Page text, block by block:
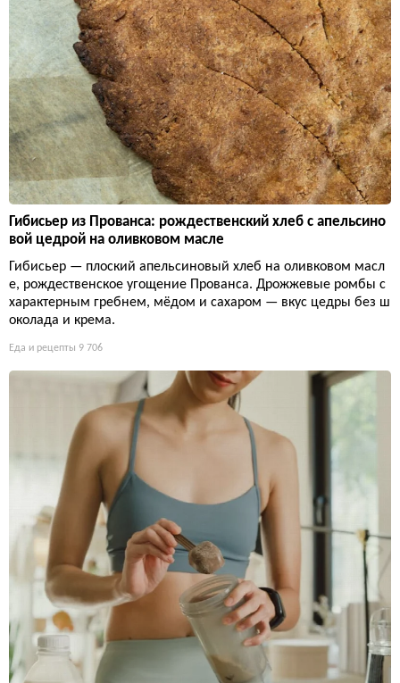
Гибисьер из Прованса: рождественский хлеб с апельсино
вой цедрой на оливковом масле
Гибисьер — плоский апельсиновый хлеб на оливковом масл
е, рождественское угощение Прованса. Дрожжевые ромбы с
характерным гребнем, мёдом и сахаром — вкус цедры без ш
околада и крема.
Еда и рецепты 9 706